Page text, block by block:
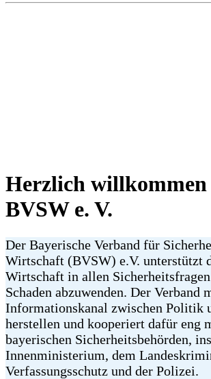
Herzlich willkommen
BVSW e. V.
Der Bayerische Verband für
Wirtschaft (BVSW) e.V. unterstützt
Wirtschaft in allen
Schaden abzuwenden. Der Verband
Informationskanal zwischen Politik
herstellen und kooperiert dafür eng
bayerischen Sicherheitsbehörden,
Innenministerium, dem
Verfassungsschutz und der Polizei.